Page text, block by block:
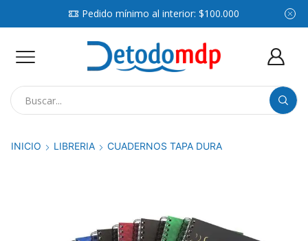
Pedido mínimo al interior: $100.000
INICIO LIBRERIA CUADERNOS TAPA DURA